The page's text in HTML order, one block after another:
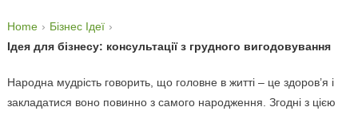
Home
Бізнес Ідеї
Ідея для бізнесу: консультації з грудного вигодовування
Народна мудрість говорить, що головне в житті – це здоров’я і
закладатися воно повинно з самого народження. Згодні з цією